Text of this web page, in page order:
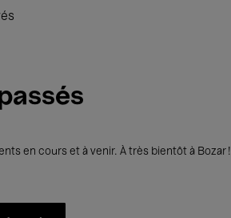
en cours et à venir. À très bientôt à Bozar !